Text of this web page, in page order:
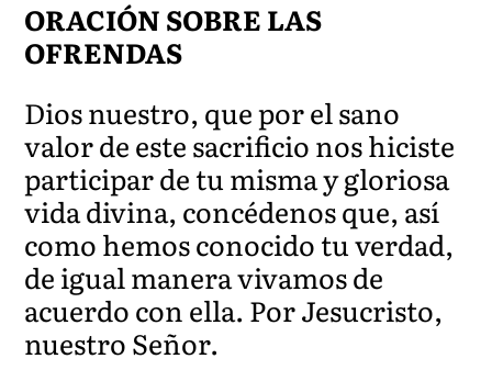
ORACIÓN SOBRE LAS
OFRENDAS
Dios nuestro, que por el sano
valor de este sacrificio nos hiciste
participar de tu misma y gloriosa
vida divina, concédenos que, así
como hemos conocido tu verdad,
de igual manera vivamos de
acuerdo con ella. Por Jesucristo,
nuestro Señor.